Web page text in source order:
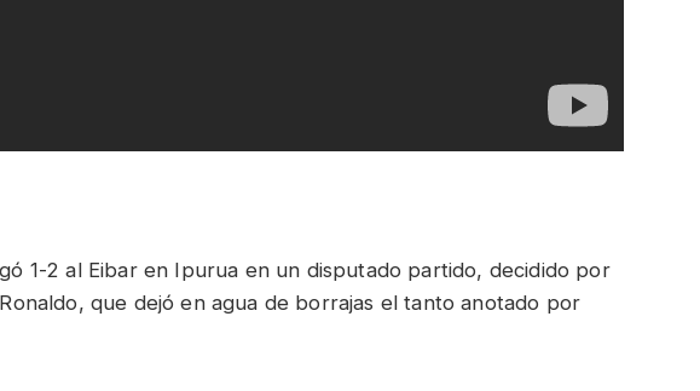
1-2 al Eibar en Ipurua en un disputado partido, decidido por
que dejó en agua de borrajas el tanto anotado por